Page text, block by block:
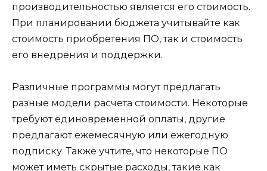
производительностью является его стоимость.
При планировании бюджета учитывайте как
стоимость приобретения ПО, так и стоимость
его внедрения и поддержки.
Различные программы могут предлагать
разные модели расчета стоимости. Некоторые
требуют единовременной оплаты, другие
предлагают ежемесячную или ежегодную
подписку. Также учтите, что некоторые ПО
может иметь скрытые расходы, такие как